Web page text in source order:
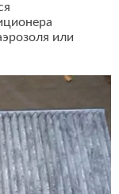
или